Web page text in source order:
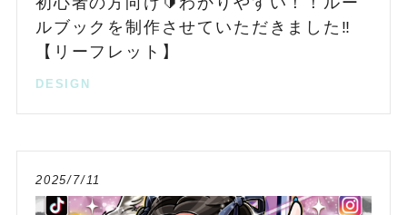
ルブックを制作させていただきました‼️
【リーフレット】
DESIGN
2025/7/11